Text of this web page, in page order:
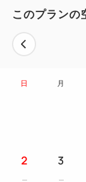
このプランの
日 月
2 3